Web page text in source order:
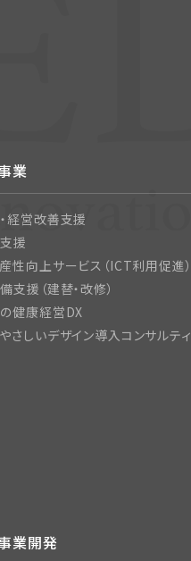
業
経営改善支援
援
性向上サービス（ICT利用促進）
支援（建替・改修）
健康経営DX
さしいデザイン導入コンサルティ
業開発